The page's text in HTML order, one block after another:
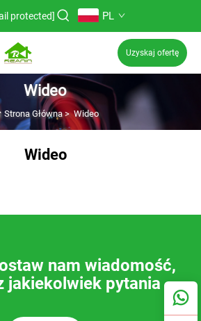
protected] PL
Uzyskaj ofertę
Wideo
Strona Główna>Wideo
Wideo
nam wiadomość,
jakiekolwiek pytania